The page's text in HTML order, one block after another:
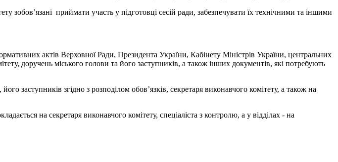
приймати участь у підготовці сесій ради, забезпечувати їх технічними та іншими
актів Верховної Ради, Президента України, Кабінету Міністрів України, центральних
доручень міського голови та його заступників, а також інших документів, які потребують
заступників згідно з розподілом обов’язків, секретаря виконавчого комітету, а також на
на секретаря виконавчого комітету, спеціаліста з контролю, а у відділах - на